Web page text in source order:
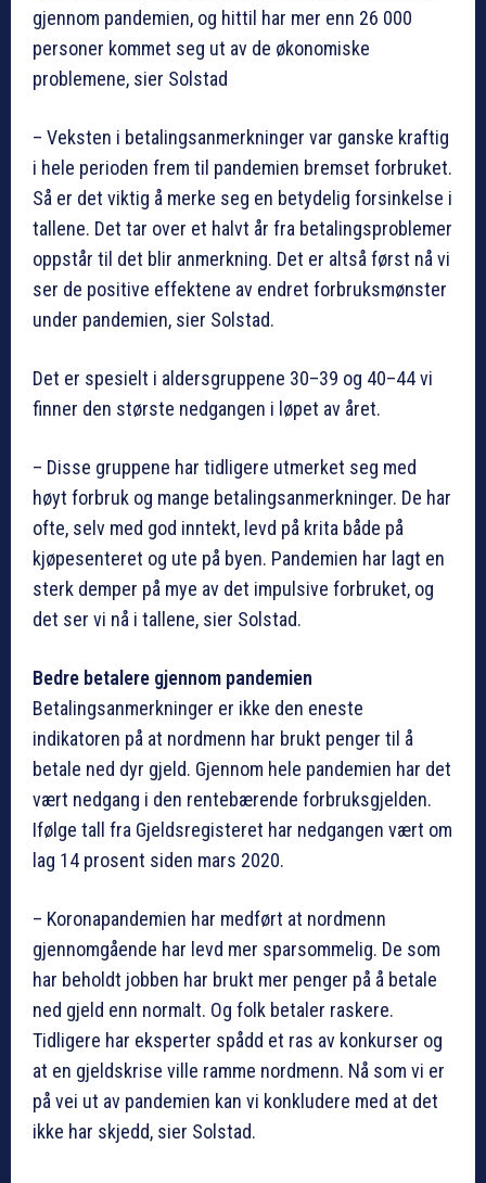
gjennom pandemien, og hittil har mer enn 26 000
personer kommet seg ut av de økonomiske
problemene, sier Solstad
– Veksten i betalingsanmerkninger var ganske kraftig
i hele perioden frem til pandemien bremset forbruket.
Så er det viktig å merke seg en betydelig forsinkelse i
tallene. Det tar over et halvt år fra betalingsproblemer
oppstår til det blir anmerkning. Det er altså først nå vi
ser de positive effektene av endret forbruksmønster
under pandemien, sier Solstad.
Det er spesielt i aldersgruppene 30–39 og 40–44 vi
finner den største nedgangen i løpet av året.
– Disse gruppene har tidligere utmerket seg med
høyt forbruk og mange betalingsanmerkninger. De har
ofte, selv med god inntekt, levd på krita både på
kjøpesenteret og ute på byen. Pandemien har lagt en
sterk demper på mye av det impulsive forbruket, og
det ser vi nå i tallene, sier Solstad.
Bedre betalere gjennom pandemien
Betalingsanmerkninger er ikke den eneste
indikatoren på at nordmenn har brukt penger til å
betale ned dyr gjeld. Gjennom hele pandemien har det
vært nedgang i den rentebærende forbruksgjelden.
Ifølge tall fra Gjeldsregisteret har nedgangen vært om
lag 14 prosent siden mars 2020.
– Koronapandemien har medført at nordmenn
gjennomgående har levd mer sparsommelig. De som
har beholdt jobben har brukt mer penger på å betale
ned gjeld enn normalt. Og folk betaler raskere.
Tidligere har eksperter spådd et ras av konkurser og
at en gjeldskrise ville ramme nordmenn. Nå som vi er
på vei ut av pandemien kan vi konkludere med at det
ikke har skjedd, sier Solstad.